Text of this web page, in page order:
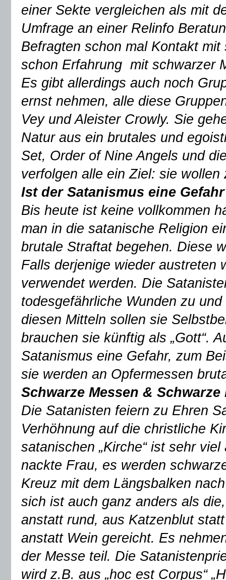
einer Sekte vergleichen als mit
Umfrage an einer Relinfo
Befragten schon mal Kontakt
schon Erfahrung mit schwarzer
Es gibt allerdings auch noch
ernst nehmen, alle diese
Vey und Aleister Crowly. Sie
Natur aus ein brutales und
Set, Order of Nine Angels und
verfolgen alle ein Ziel: sie wollen
Ist der Satanismus eine
Bis heute ist keine vollkommen
man in die satanische Religion
brutale Straftat begehen. Diese
Falls derjenige wieder austreten
verwendet werden. Die
todesgefährliche Wunden zu
diesen Mitteln sollen sie
brauchen sie künftig als „Gott“.
Satanismus eine Gefahr, zum
sie werden an Opfermessen
Schwarze Messen & Schwarze
Die Satanisten feiern zu Ehren
Verhöhnung auf die christliche
satanischen „Kirche“ ist sehr
nackte Frau, es werden
Kreuz mit dem Längsbalken
sich ist auch ganz anders als
anstatt rund, aus Katzenblut
anstatt Wein gereicht. Es
der Messe teil. Die
wird z.B. aus „hoc est Corpus“